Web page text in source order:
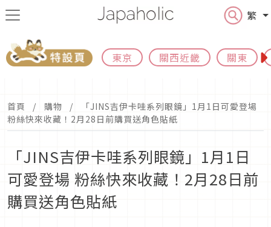
繁
東京 關西近畿 關東
首頁 購物
「JINS吉伊卡哇系列眼鏡」1月1日可愛登場
粉絲快來收藏！2月28日前購買送角色貼紙
「JINS吉伊卡哇系列眼鏡」1月1日
可愛登場 粉絲快來收藏！2月28日前
購買送角色貼紙